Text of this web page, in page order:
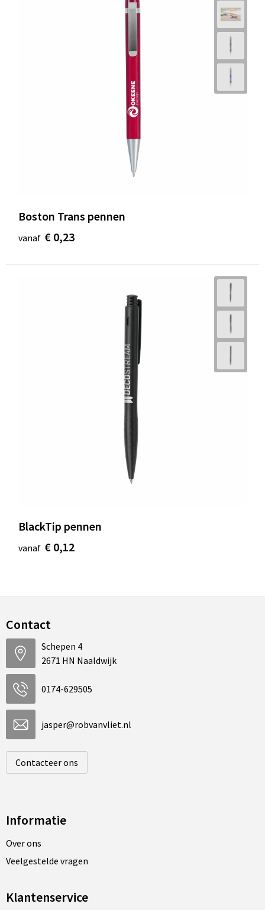
Boston Trans pennen
vanaf € 0,23
BlackTip pennen
vanaf € 0,12
Contact
Schepen 4
2671 HN Naaldwijk
0174-629505
jasper@robvanvliet.nl
Contacteer ons
Informatie
Over ons
Veelgestelde vragen
Klantenservice